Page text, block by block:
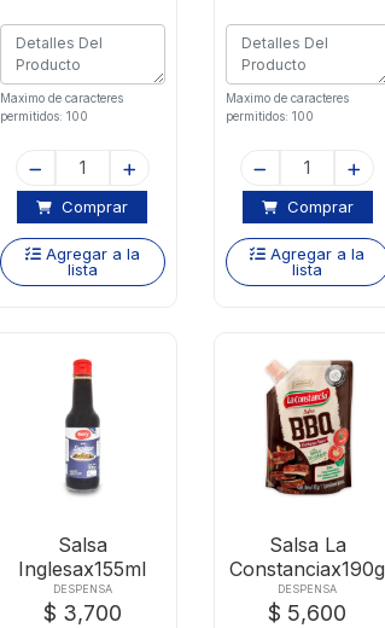
Maximo de caracteres
permitidos: 100
Comprar
Agregar a la
lista
Maximo de caracteres
permitidos: 100
Comprar
Agregar a la
lista
Salsa
Inglesax155ml
Bary Frasco
DESPENSA
$ 3,700
Salsa La
Constanciax190g
Barbecue
DESPENSA
$ 5,600